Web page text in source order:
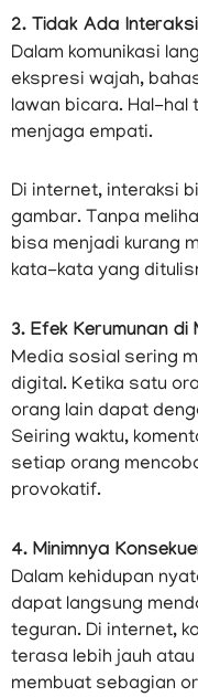
2. Tidak Ada
Dalam komunikasi
ekspresi wajah,
lawan bicara. Hal-hal
menjaga empati.
Di internet, interaksi
gambar. Tanpa
bisa menjadi kurang
kata-kata yang
3. Efek Kerumunan di
Media sosial sering
digital. Ketika satu
orang lain dapat
Seiring waktu,
setiap orang
provokatif.
4. Minimnya
Dalam kehidupan
dapat langsung
teguran. Di internet,
terasa lebih jauh
membuat sebagian